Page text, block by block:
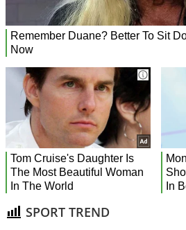
SPORT TREND